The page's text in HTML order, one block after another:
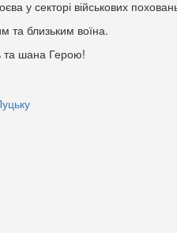
у секторі військових
та близьким воїна.
та шана Герою!